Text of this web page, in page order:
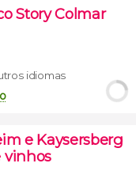
Story Colmar
idiomas
e Kaysersberg
vinhos